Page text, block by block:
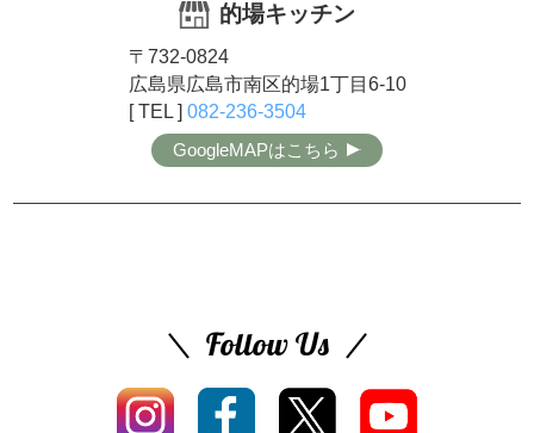
的場キッチン
〒732-0824
広島県広島市南区的場1丁目6-10
[ TEL ] 082-236-3504
GoogleMAPはこちら